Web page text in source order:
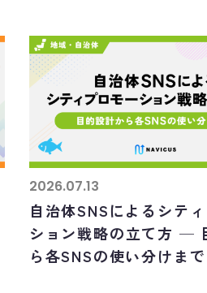
2026.07.13
自治体SNSによるシテ
ション戦略の立て方 ─
ら各SNSの使い分けまで